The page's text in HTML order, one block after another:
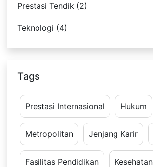
Prestasi Tendik (2)
Teknologi (4)
Tags
Prestasi Internasional Hukum
Metropolitan Jenjang Karir
Fasilitas Pendidikan Kesehatan